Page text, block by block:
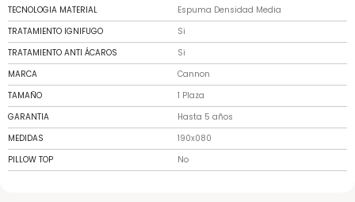
TECNOLOGIA MATERIAL
Espuma Densidad Media
TRATAMIENTO IGNIFUGO
Si
TRATAMIENTO ANTI ÁCAROS
Si
MARCA
Cannon
TAMAÑO
1 Plaza
GARANTIA
Hasta 5 años
MEDIDAS
190x080
PILLOW TOP
No